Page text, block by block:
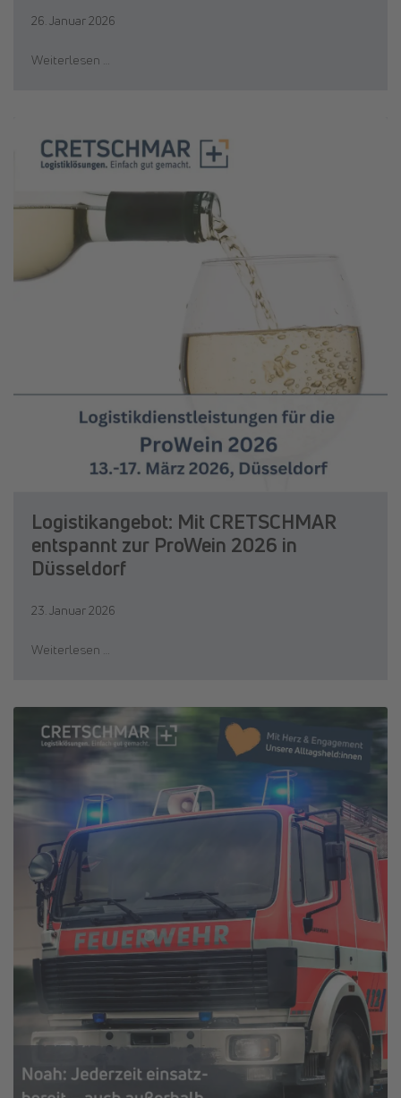
26. Januar 2026
Weiterlesen …
Logistikangebot: Mit CRETSCHMAR
entspannt zur ProWein 2026 in
Düsseldorf
23. Januar 2026
Weiterlesen …